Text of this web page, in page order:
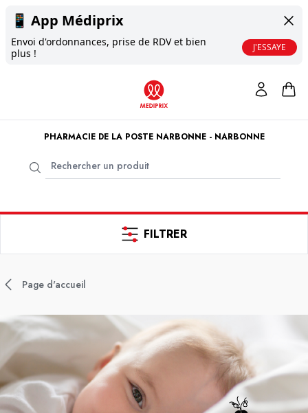
📱 App Médiprix
Envoi d'ordonnances, prise de RDV et bien
plus !
J'ESSAYE
PHARMACIE DE LA POSTE NARBONNE - NARBONNE
FILTRER
Page d'accueil